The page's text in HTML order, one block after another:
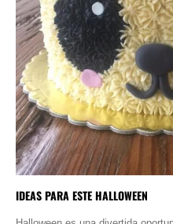
IDEAS PARA ESTE HALLOWEEN